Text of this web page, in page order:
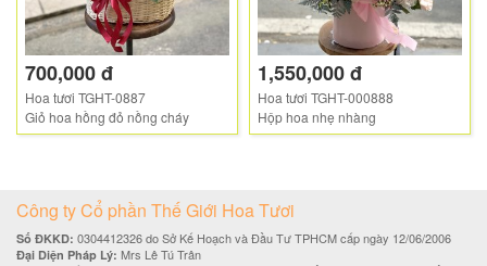
700,000 đ
Hoa tươi TGHT-0887
Giỏ hoa hồng đỏ nồng cháy
1,550,000 đ
Hoa tươi TGHT-000888
Hộp hoa nhẹ nhàng
Công ty Cổ phần Thế Giới Hoa Tươi
Số ĐKKD: 0304412326 do Sở Kế Hoạch và Đầu Tư TPHCM cấp ngày 12/06/2006
Đại Diện Pháp Lý: Mrs Lê Tú Trân